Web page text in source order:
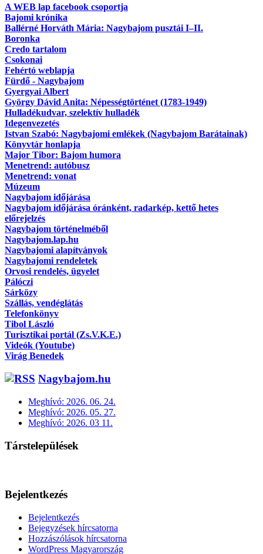
A WEB lap facebook csoportja
Bajomi krónika
Ballérné Horváth Mária: Nagybajom pusztái I–II.
Boronka
Credo tartalom
Csokonai
Fehértó weblapja
Fürdő - Nagybajom
Gyergyai Albert
György Dávid Anita: Népességtörténet (1783-1949)
Hulladékudvar, szelektív hulladék
Idegenvezetés
Istvan Szabó: Nagybajomi emlékek (Nagybajom Barátainak)
Könyvtár honlapja
Major Tibor: Bajom humora
Menetrend: autóbusz
Menetrend: vonat
Múzeum
Nagybajom időjárása
Nagybajom időjárása óránként, radarkép, kettő hetes
előrejelzés
Nagybajom történelméből
Nagybajom.lap.hu
Nagybajomi alapítványok
Nagybajomi rendeletek
Orvosi rendelés, ügyelet
Pálóczi
Sárközy
Szállás, vendéglátás
Telefonkönyv
Tibol László
Turisztikai portál (Zs.V.K.E.)
Videók (Youtube)
Virág Benedek
Nagybajom.hu
Meghívó: 2026. 06. 24.
Meghívó: 2026. 05. 27.
Meghívó: 2026. 03 11.
Társtelepülések
Bejelentkezés
Bejelentkezés
Bejegyzések hírcsatorna
Hozzászólások hírcsatorna
WordPress Magyarország